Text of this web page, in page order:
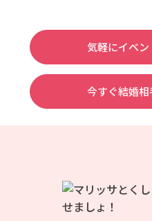
気軽にイベ
今すぐ結婚